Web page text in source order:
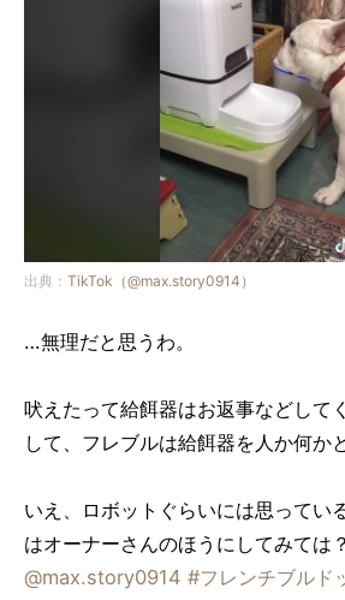
出典： TikTok（@max.story0914）
…無理だと思うわ。
吠えたって給餌器はお返事などして
して、フレブルは給餌器を人か何か
いえ、ロボットぐらいには思ってい
はオーナーさんのほうにしてみては？
@max.story0914 #フレンチブルド